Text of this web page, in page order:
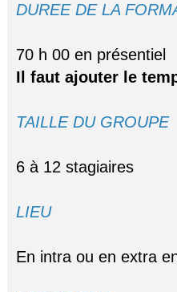
DUREE DE LA
70 h 00 en présentiel
Il faut ajouter le
TAILLE DU GROUPE
6 à 12 stagiaires
LIEU
En intra ou en extra